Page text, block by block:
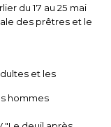
du 17 au 25 mai
des prêtres et le
et les
hommes